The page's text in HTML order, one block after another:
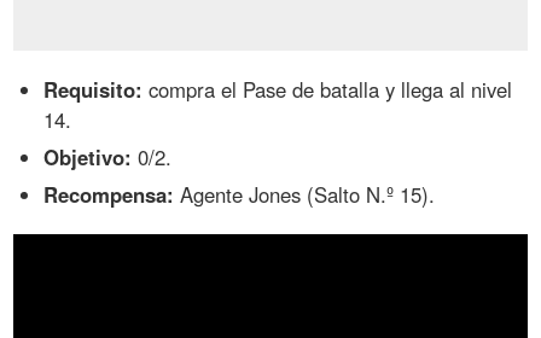
Requisito: compra el Pase de batalla y llega al nivel
14.
Objetivo: 0/2.
Recompensa: Agente Jones (Salto N.º 15).